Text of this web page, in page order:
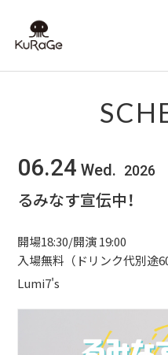
06.24 Wed. 2026
るみなす宣伝中！
開場18:30/開演 19:00
入場無料（ドリンク代別途
Lumi7's